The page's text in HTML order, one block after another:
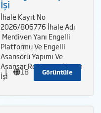
İşi
İhale Kayıt No
2026/806776 İhale Adı
Merdiven Yanı Engelli
Platformu Ve Engelli
Asansörü Yapımı Ve
Asansar Revizyonu Yapım
İşi
Görüntüle
| 18